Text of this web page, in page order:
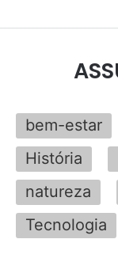
bem-estar
História
natureza
Tecnologia